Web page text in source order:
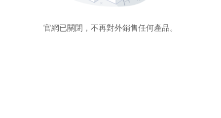
官網已關閉，不再對外銷售任何產品。